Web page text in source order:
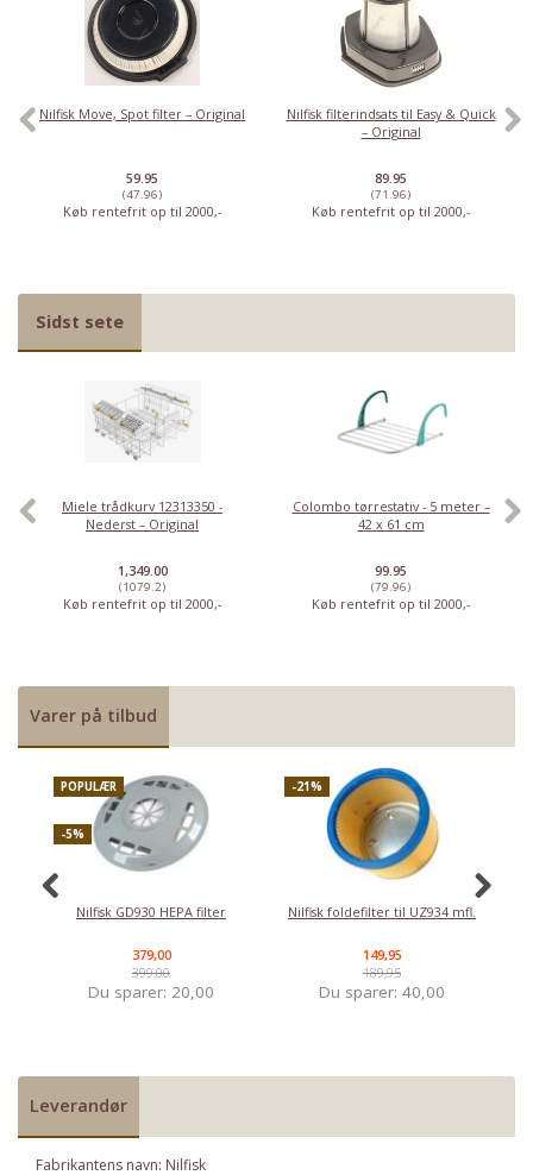
Nilfisk Move, Spot filter – Original
59.95
(47.96)
Køb rentefrit op til 2000,-
Nilfisk filterindsats til Easy & Quick
– Original
89.95
(71.96)
Køb rentefrit op til 2000,-
Sidst sete
Miele trådkurv 12313350 -
Nederst – Original
1,349.00
(1079.2)
Køb rentefrit op til 2000,-
Colombo tørrestativ - 5 meter –
42 x 61 cm
99.95
(79.96)
Køb rentefrit op til 2000,-
Varer på tilbud
POPULÆR
-5%
Nilfisk GD930 HEPA filter
379,00
399,00
Du sparer: 20,00
-21%
Nilfisk foldefilter til UZ934 mfl.
149,95
189,95
Du sparer: 40,00
Leverandør
Fabrikantens navn: Nilfisk